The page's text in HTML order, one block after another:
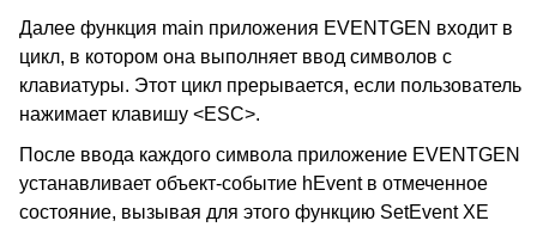
Далее функция main приложения EVENTGEN входит в
цикл, в котором она выполняет ввод символов с
клавиатуры. Этот цикл прерывается, если пользователь
нажимает клавишу <ESC>.
После ввода каждого символа приложение EVENTGEN
устанавливает объект-событие hEvent в отмеченное
состояние, вызывая для этого функцию SetEvent XE